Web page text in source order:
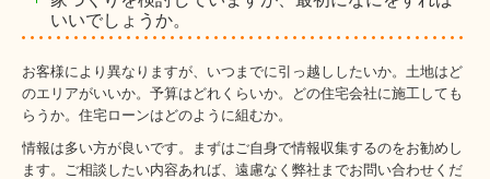
いいでしょうか。
お客様により異なりますが、いつまでに引っ越ししたいか。土地はど
のエリアがいいか。予算はどれくらいか。どの住宅会社に施工しても
らうか。住宅ローンはどのように組むか。
情報は多い方が良いです。まずはご自身で情報収集するのをお勧めし
ます。ご相談したい内容あれば、遠慮なく弊社までお問い合わせくだ